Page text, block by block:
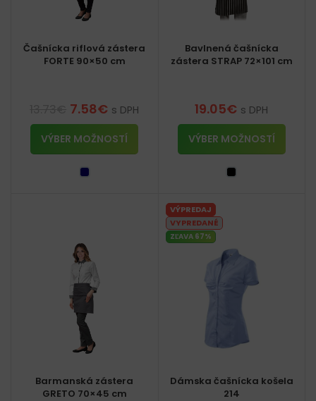
Čašnícka riflová zástera
FORTE 90×50 cm
7.58€ s DPH
VÝBER MOŽNOSTÍ
Bavlnená čašnícka
zástera STRAP 72×101 cm
19.05€ s DPH
VÝBER MOŽNOSTÍ
Barmanská zástera
GRETO 70×45 cm
VÝPREDAJ
VYPREDANÉ
ZĽAVA 67%
Dámska čašnícka košela
214